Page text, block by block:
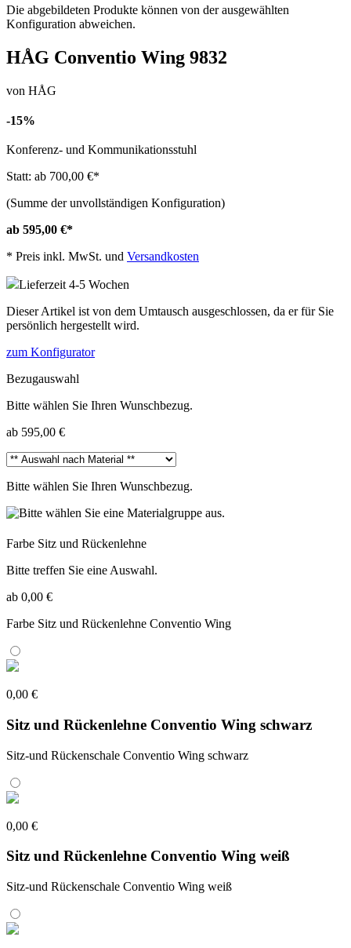
Die abgebildeten Produkte können von der ausgewählten
Konfiguration abweichen.
HÅG Conventio Wing 9832
von HÅG
-15%
Konferenz- und Kommunikationsstuhl
Statt: ab 700,00 €*
(Summe der unvollständigen Konfiguration)
ab 595,00 €*
* Preis inkl. MwSt. und Versandkosten
Lieferzeit 4-5 Wochen
Dieser Artikel ist von dem Umtausch ausgeschlossen, da er für Sie
persönlich hergestellt wird.
zum Konfigurator
Bezugauswahl
Bitte wählen Sie Ihren Wunschbezug.
ab 595,00 €
Bitte wählen Sie Ihren Wunschbezug.
Farbe Sitz und Rückenlehne
Bitte treffen Sie eine Auswahl.
ab 0,00 €
Farbe Sitz und Rückenlehne Conventio Wing
0,00 €
Sitz und Rückenlehne Conventio Wing schwarz
Sitz-und Rückenschale Conventio Wing schwarz
0,00 €
Sitz und Rückenlehne Conventio Wing weiß
Sitz-und Rückenschale Conventio Wing weiß